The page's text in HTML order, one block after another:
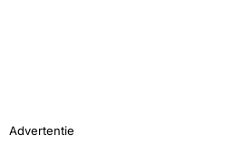
Advertentie